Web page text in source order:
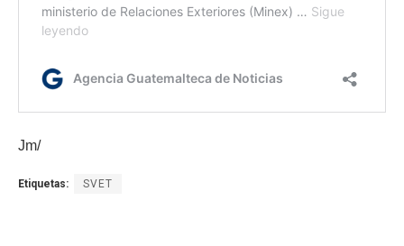
Jm/
Etiquetas: SVET